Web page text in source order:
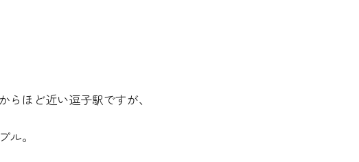
らほど近い逗子駅ですが、
ル。